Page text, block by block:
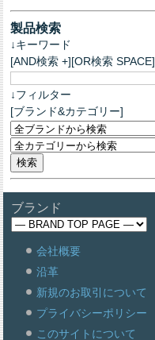
製品検索
↓キーワード
[AND検索 +][OR検索 SPACE]
↓フィルター
[ブランド&カテゴリー]
ブランド
会社概要
沿革
新規のお取引について
プライバシーポリシー
このサイトについて